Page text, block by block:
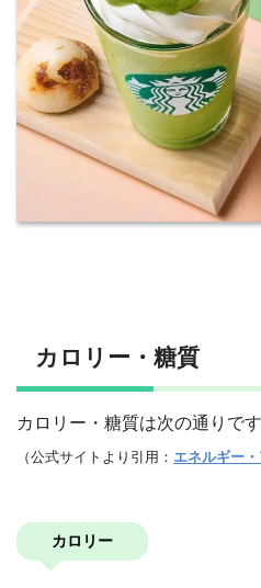
カロリー・糖質
カロリー・糖質は次の通りです
（公式サイトより引用： エネルギー
カロリー